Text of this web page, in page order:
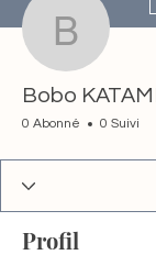
Bobo
0 Abonné 0 Suivi
Profil